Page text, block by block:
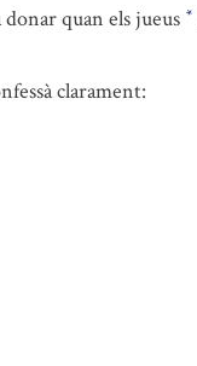
quan els jueus *
clarament: